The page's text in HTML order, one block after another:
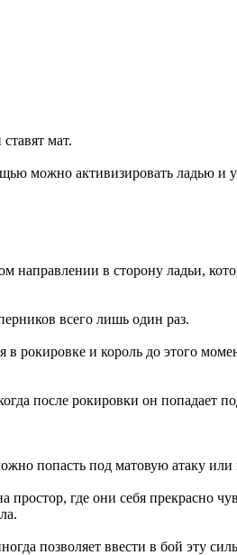
мат.
можно активизировать ладью и
направлении в сторону ладьи,
всего лишь один раз.
в рокировке и король до этого
после рокировки он попадает
попасть под матовую атаку
где они себя прекрасно
позволяет ввести в бой эту